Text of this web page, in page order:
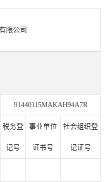
限公司
91440115MAKAH94A7R
税务登
记号
事业单位
证书号
社会组织登
记证号